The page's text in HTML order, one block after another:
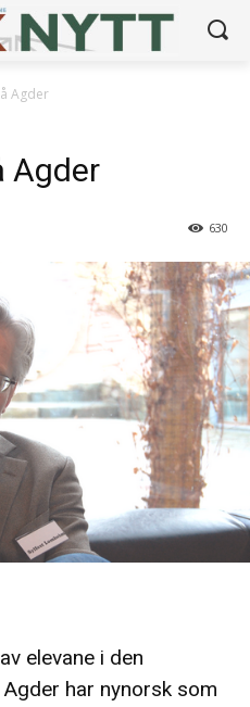
Agder
Agder
630
elevane i den
har nynorsk som